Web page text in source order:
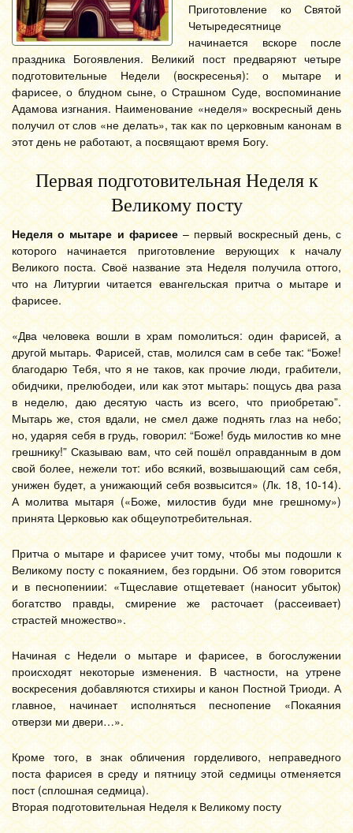
Приготовление ко Святой
Четыредесятнице
начинается вскоре после
праздника Богоявления. Великий пост предваряют четыре
подготовительные Недели (воскресенья): о мытаре и
фарисее, о блудном сыне, о Страшном Суде, воспоминание
Адамова изгнания. Наименование «неделя» воскресный день
получил от слов «не делать», так как по церковным канонам в
этот день не работают, а посвящают время Богу.
Первая подготовительная Неделя к
Великому посту
Неделя о мытаре и фарисее– первый воскресный день, с
которого начинается приготовление верующих к началу
Великого поста. Своё название эта Неделя получила оттого,
что на Литургии читается евангельская притча о мытаре и
фарисее.
«Два человека вошли в храм помолиться: один фарисей, а
другой мытарь. Фарисей, став, молился сам в себе так: “Боже!
благодарю Тебя, что я не таков, как прочие люди, грабители,
обидчики, прелюбодеи, или как этот мытарь: пощусь два раза
в неделю, даю десятую часть из всего, что приобретаю”.
Мытарь же, стоя вдали, не смел даже поднять глаз на небо;
но, ударяя себя в грудь, говорил: “Боже! будь милостив ко мне
грешнику!” Сказываю вам, что сей пошёл оправданным в дом
свой более, нежели тот: ибо всякий, возвышающий сам себя,
унижен будет, а унижающий себя возвысится» (Лк. 18, 10-14).
А молитва мытаря («Боже, милостив буди мне грешному»)
принята Церковью как общеупотребительная.
Притча о мытаре и фарисее учит тому, чтобы мы подошли к
Великому посту с покаянием, без гордыни. Об этом говорится
и в песнопениии: «Тщеславие отщетевает (наносит убыток)
богатство правды, смирение же расточает (рассеивает)
страстей множество».
Начиная с Недели о мытаре и фарисее, в богослужении
происходят некоторые изменения. В частности, на утрене
воскресения добавляются стихиры и канон Постной Триоди. А
главное, начинает исполняться песнопение «Покаяния
отверзи ми двери…».
Кроме того, в знак обличения горделивого, неправедного
поста фарисея в среду и пятницу этой седмицы отменяется
пост (сплошная седмица).
Вторая подготовительная Неделя к Великому посту